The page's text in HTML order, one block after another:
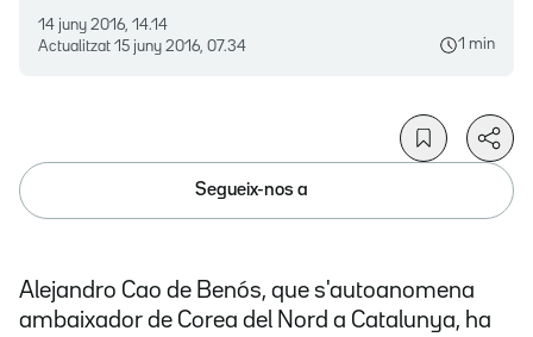
14 juny 2016, 14.14
Actualitzat 15 juny 2016, 07.34 1 min
Segueix-nos a
Alejandro Cao de Benós, que s'autoanomena
ambaixador de Corea del Nord a Catalunya, ha